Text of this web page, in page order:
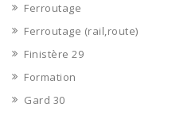
Ferroutage
Ferroutage (rail,route)
Finistère 29
Formation
Gard 30